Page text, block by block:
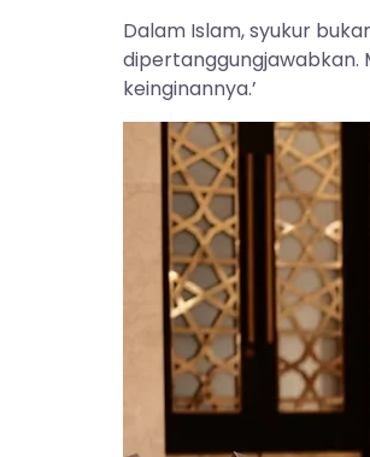
Dalam Islam, syukur
dipertanggungjawabkan.
keinginannya.’